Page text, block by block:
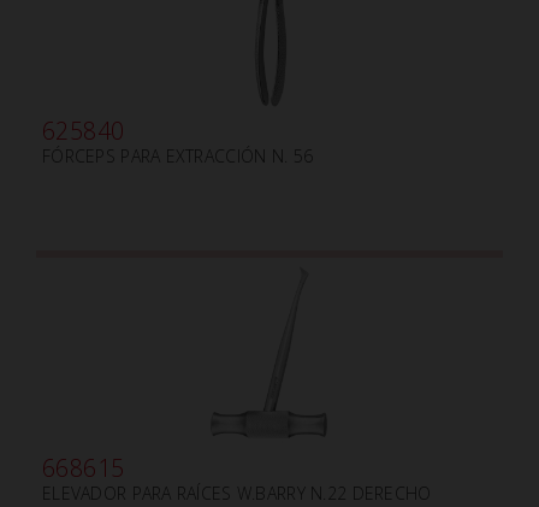
625840
FÓRCEPS PARA EXTRACCIÓN N. 56
668615
ELEVADOR PARA RAÍCES W.BARRY N.22 DERECHO